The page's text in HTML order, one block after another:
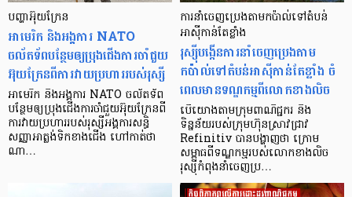
បញ្ហាអ៊ុយក្រែន
អាមេរិក និងអង្គការ NATO
ចល័តទ័ពបន្ថែមឲ្យប្រុងជើងការចាំជួយ
អ៊ុយក្រែនពីការវាយប្រហាររបស់រុស្សី
អាមេរិក និងអង្គការ NATO ចល័តទ័ព
បន្ថែមឲ្យប្រុងជើងការចាំជួយអ៊ុយក្រែនពី
ការវាយប្រហាររបស់រុស្សីអង្គការសន្ធិ
សញ្ញាអាត្លង់ទិកខាងជើង ហៅកាត់ថា
ណា…
ការនាំចេញប្រេងតាមកប៉ាល់ទៅតំបន់
អាស៊ីកាន់តែខ្លាំង
រុស្ស៊ីបង្កើនការនាំចេញប្រេងតាម
កប៉ាល់ទៅតំបន់អាស៊ីកាន់តែខ្លាំង ចំ
ពេលមានទណ្ឌកម្មពីលោកខាងលិច
បើយោងតាមក្រុមពាណិជ្ជករ និង
ទិន្នន័យរបស់ក្រុមហ៊ុនស្រាវជ្រាវ
Refinitiv បានបង្ហាញថា ក្រោម
សម្ពាធពីទណ្ឌកម្មរបស់លោកខាងលិច
រុស្ស៊ីកំពុងនាំចេញប្រ…